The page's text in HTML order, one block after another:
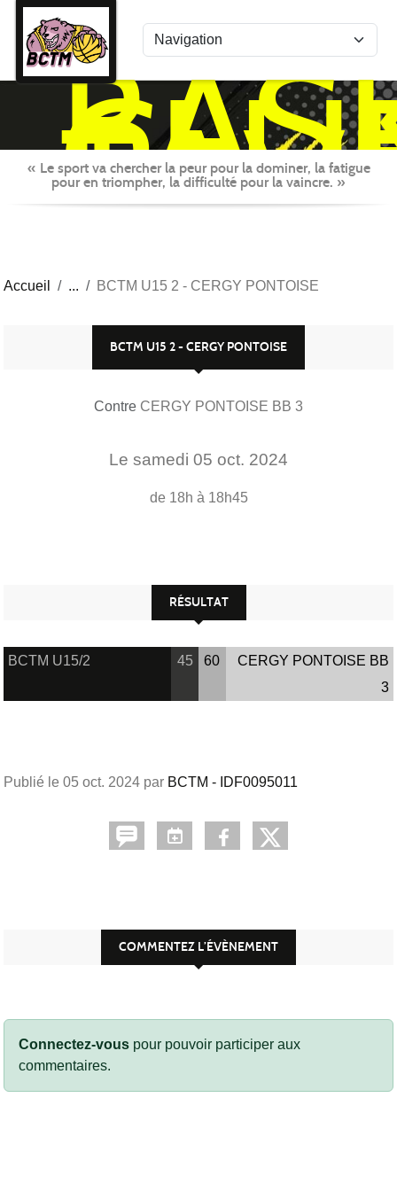
« Le sport va chercher la peur pour la dominer, la fatigue
pour en triompher, la difficulté pour la vaincre. »
Accueil BCTM U15 2 - CERGY PONTOISE
BCTM U15 2 - CERGY PONTOISE
Contre CERGY PONTOISE BB 3
Le samedi 05 oct. 2024
de 18h à 18h45
RÉSULTAT
BCTM U15/2 45 60
CERGY PONTOISE BB
3
Publié le 05 oct. 2024 par BCTM - IDF0095011
COMMENTEZ L’ÉVÈNEMENT
Connectez-vous pour pouvoir participer aux
commentaires.
Panneau de gestion des cookies